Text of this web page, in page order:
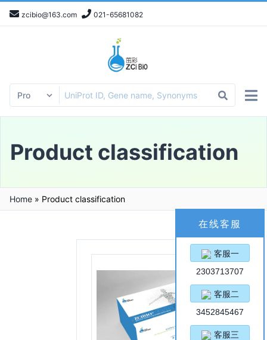
zcibio@163.com 021-65681082
Product classification
Home » Product classification
在线客服
客服一
2303713707
客服二
3452845467
客服三